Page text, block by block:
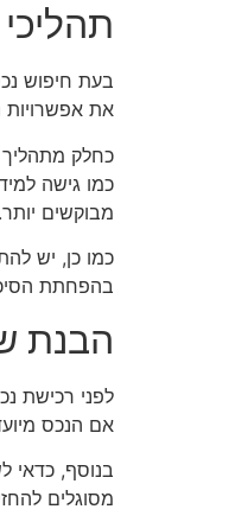
בעת חיפוש
את אפשרויות
כחלק מתהליך
כמו גישה
מבוקשים יותר.
כמו כן, יש
בהפחתת
הבנת
לפני רכישת
אם הנכס
בנוסף, כדאי
מסוגלים